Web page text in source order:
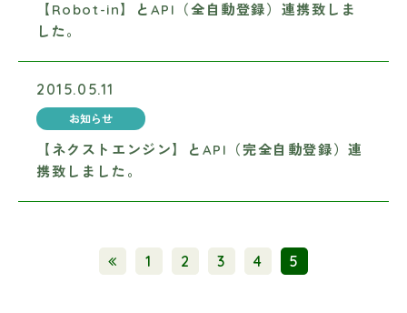
【Robot-in】とAPI（全自動登録）連携致しま
した。
2015.05.11
お知らせ
【ネクストエンジン】とAPI（完全自動登録）連
携致しました。
1 2 3 4 5